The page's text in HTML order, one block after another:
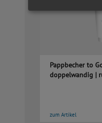
Pappbecher to
doppelwandig |
zum Artikel